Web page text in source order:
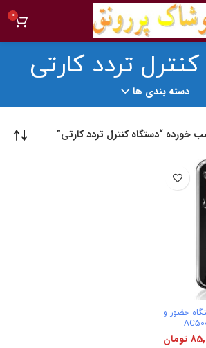
0
تردد کارتی
دسته بندی ها
خورده “دستگاه کنترل تردد کارتی”
حضور و
تومان